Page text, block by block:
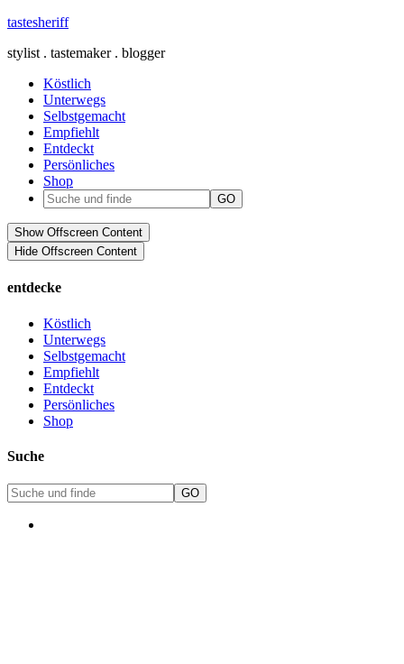
tastesheriff
stylist . tastemaker . blogger
Köstlich
Unterwegs
Selbstgemacht
Empfiehlt
Entdeckt
Persönliches
Shop
Show Offscreen Content
Hide Offscreen Content
entdecke
Köstlich
Unterwegs
Selbstgemacht
Empfiehlt
Entdeckt
Persönliches
Shop
Suche